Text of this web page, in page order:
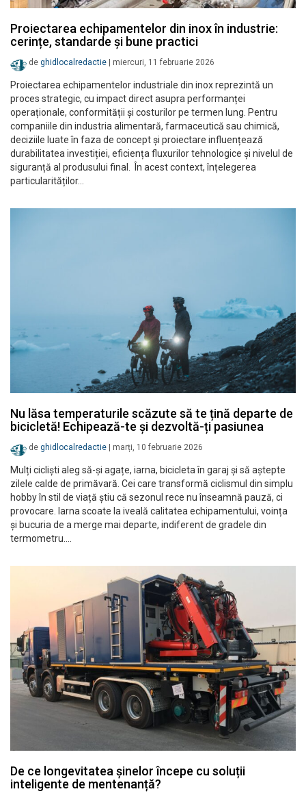
Proiectarea echipamentelor din inox în industrie:
cerințe, standarde și bune practici
de ghidlocalredactie miercuri, 11 februarie 2026
Proiectarea echipamentelor industriale din inox reprezintă un
proces strategic, cu impact direct asupra performanței
operaționale, conformității și costurilor pe termen lung. Pentru
companiile din industria alimentară, farmaceutică sau chimică,
deciziile luate în faza de concept și proiectare influențează
durabilitatea investiției, eficiența fluxurilor tehnologice și nivelul de
siguranță al produsului final. În acest context, înțelegerea
particularităților…
Nu lăsa temperaturile scăzute să te țină departe de
bicicletă! Echipează-te și dezvoltă-ți pasiunea
de ghidlocalredactie marți, 10 februarie 2026
Mulți cicliști aleg să-și agațe, iarna, bicicleta în garaj și să aștepte
zilele calde de primăvară. Cei care transformă ciclismul din simplu
hobby în stil de viață știu că sezonul rece nu înseamnă pauză, ci
provocare. Iarna scoate la iveală calitatea echipamentului, voința
și bucuria de a merge mai departe, indiferent de gradele din
termometru.…
De ce longevitatea șinelor începe cu soluții
inteligente de mentenanță?